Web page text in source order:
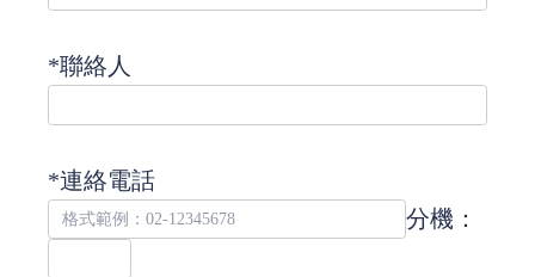
*聯絡人
*連絡電話
分機：